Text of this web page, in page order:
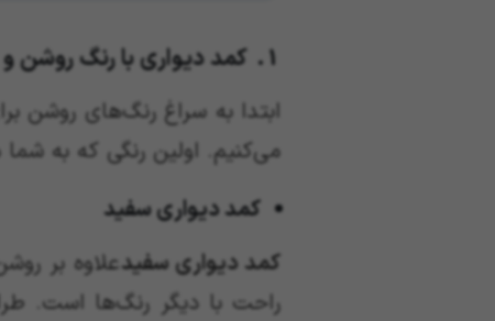
1. کمد دیواری با رنگ روشن و خنثی
ابتدا به سراغ رنگ‌های روشن
می‌کنیم. اولین رنگی که به
کمد دیواری سفید
کمد دیواری سفیدعلاوه بر
راحت با دیگر رنگ‌ها است.